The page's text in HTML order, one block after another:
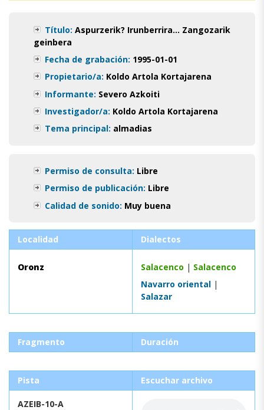
Título: Aspurzerik? Irunberrira… Zangozarik
geinbera
Fecha de grabación: 1995-01-01
Propietario/a: Koldo Artola Kortajarena
Informante: Severo Azkoiti
Investigador/a: Koldo Artola Kortajarena
Tema principal: almadias
Permiso de consulta: Libre
Permiso de publicación: Libre
Calidad de sonido: Muy buena
Localidad Dialectos
Oronz Salacenco | Salacenco
Navarro oriental |
Salazar
Fragmento Duración
Pista Escuchar archivo
AZEIB-10-A